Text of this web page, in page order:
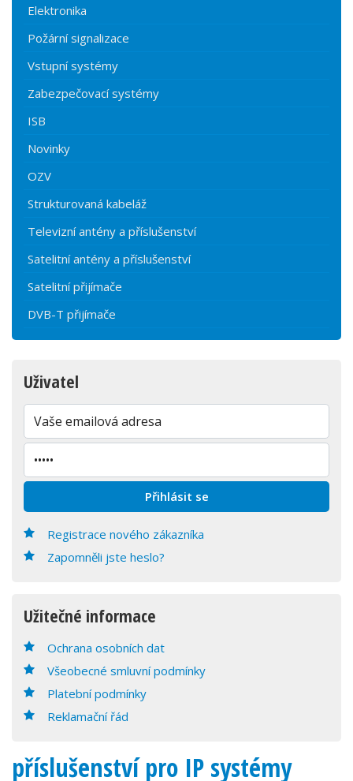
Elektronika
Požární signalizace
Vstupní systémy
Zabezpečovací systémy
ISB
Novinky
OZV
Strukturovaná kabeláž
Televizní antény a příslušenství
Satelitní antény a příslušenství
Satelitní přijímače
DVB-T přijímače
Uživatel
Registrace nového zákazníka
Zapomněli jste heslo?
Užitečné informace
Ochrana osobních dat
Všeobecné smluvní podmínky
Platební podmínky
Reklamační řád
příslušenství pro IP systémy